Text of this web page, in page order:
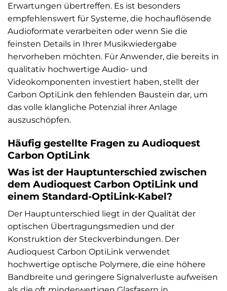
Erwartungen übertreffen. Es ist besonders
empfehlenswert für Systeme, die hochauflösende
Audioformate verarbeiten oder wenn Sie die
feinsten Details in Ihrer Musikwiedergabe
hervorheben möchten. Für Anwender, die bereits in
qualitativ hochwertige Audio- und
Videokomponenten investiert haben, stellt der
Carbon OptiLink den fehlenden Baustein dar, um
das volle klangliche Potenzial ihrer Anlage
auszuschöpfen.
Häufig gestellte Fragen zu Audioquest
Carbon OptiLink
Was ist der Hauptunterschied zwischen
dem Audioquest Carbon OptiLink und
einem Standard-OptiLink-Kabel?
Der Hauptunterschied liegt in der Qualität der
optischen Übertragungsmedien und der
Konstruktion der Steckverbindungen. Der
Audioquest Carbon OptiLink verwendet
hochwertige optische Polymere, die eine höhere
Bandbreite und geringere Signalverluste aufweisen